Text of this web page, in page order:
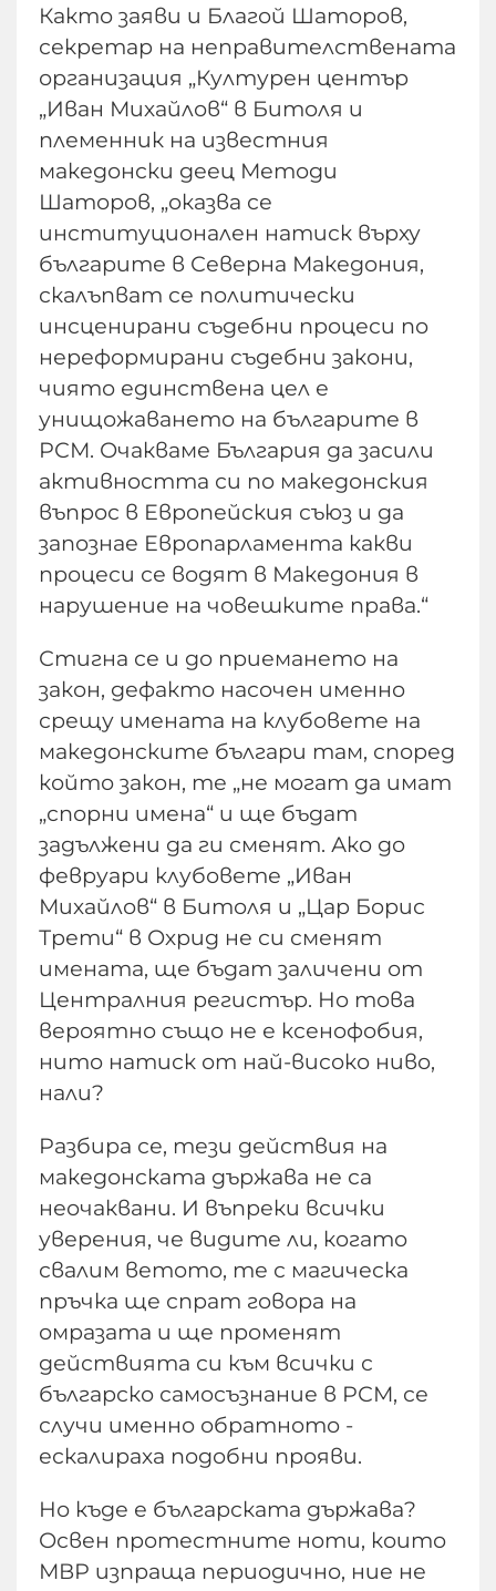
Както заяви и Благой Шаторов,
секретар на неправителствената
организация „Културен център
„Иван Михайлов“ в Битоля и
племенник на известния
македонски деец Методи
Шаторов, „оказва се
институционален натиск върху
българите в Северна Македония,
скалъпват се политически
инсценирани съдебни процеси по
нереформирани съдебни закони,
чиято единствена цел е
унищожаването на българите в
РСМ. Очакваме България да засили
активността си по македонския
въпрос в Европейския съюз и да
запознае Европарламента какви
процеси се водят в Македония в
нарушение на човешките права.“
Стигна се и до приемането на
закон, дефакто насочен именно
срещу имената на клубовете на
македонските българи там, според
който закон, те „не могат да имат
„спорни имена“ и ще бъдат
задължени да ги сменят. Ако до
февруари клубовете „Иван
Михайлов“ в Битоля и „Цар Борис
Трети“ в Охрид не си сменят
имената, ще бъдат заличени от
Централния регистър. Но това
вероятно също не е ксенофобия,
нито натиск от най-високо ниво,
нали?
Разбира се, тези действия на
македонската държава не са
неочаквани. И въпреки всички
уверения, че видите ли, когато
свалим ветото, те с магическа
пръчка ще спрат говора на
омразата и ще променят
действията си към всички с
българско самосъзнание в РСМ, се
случи именно обратното -
ескалираха подобни прояви.
Но къде е българската държава?
Освен протестните ноти, които
МВР изпраща периодично, ние не